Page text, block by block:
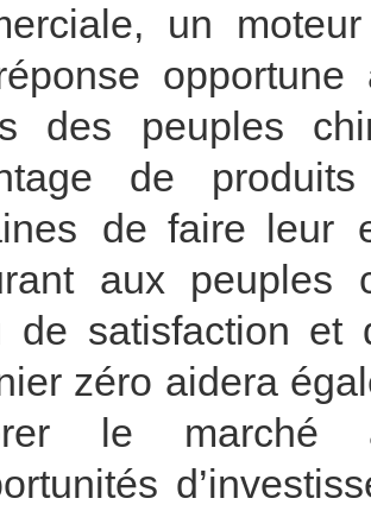
un
des peuples
de
de faire leur
aux peuples
de satisfaction et
zéro aidera
le marché